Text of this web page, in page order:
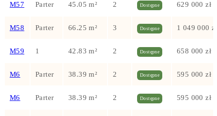
M57 Parter 45.05 m² 2 Dostępne 629 000 zł
M58 Parter 66.25 m² 3 Dostępne 1 049 000 zł
M59 1 42.83 m² 2 Dostępne 658 000 zł
M6 Parter 38.39 m² 2 Dostępne 595 000 zł
M6 Parter 38.39 m² 2 Dostępne 595 000 zł